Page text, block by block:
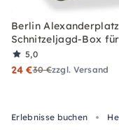
Berlin
Schnitzeljagd-Box
5,0
24 €30 €zzgl. Versand
Erlebnisse buchen